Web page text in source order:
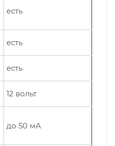
есть
есть
есть
12 вольт
до 50 мА